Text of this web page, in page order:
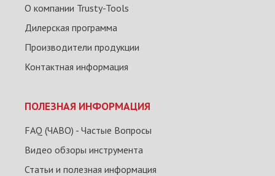
О компании Trusty-Tools
Дилерская программа
Производители продукции
Контактная информация
ПОЛЕЗНАЯ ИНФОРМАЦИЯ
FAQ (ЧАВО) - Частые Вопросы
Видео обзоры инструмента
Статьи и полезная информация